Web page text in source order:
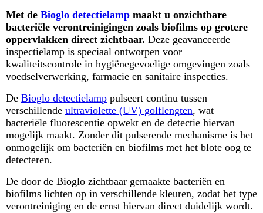
Met de Bioglo detectielamp maakt u onzichtbare
bacteriële verontreinigingen zoals biofilms op grotere
oppervlakken direct zichtbaar. Deze geavanceerde
inspectielamp is speciaal ontworpen voor
kwaliteitscontrole in hygiënegevoelige omgevingen zoals
voedselverwerking, farmacie en sanitaire inspecties.
De Bioglo detectielamp pulseert continu tussen
verschillende ultraviolette (UV) golflengten, wat
bacteriële fluorescentie opwekt en de detectie hiervan
mogelijk maakt. Zonder dit pulserende mechanisme is het
onmogelijk om bacteriën en biofilms met het blote oog te
detecteren.
De door de Bioglo zichtbaar gemaakte bacteriën en
biofilms lichten op in verschillende kleuren, zodat het type
verontreiniging en de ernst hiervan direct duidelijk wordt.